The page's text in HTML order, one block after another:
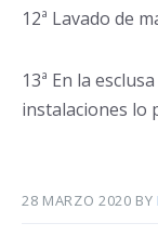
12ª Lavado de
13ª En la
instalaciones lo
28 MARZO 2020 BY